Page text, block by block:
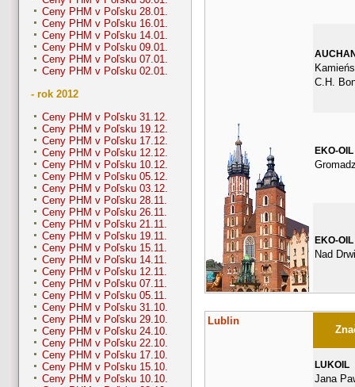
Ceny PHM v Poľsku 28.01.
Ceny PHM v Poľsku 16.01.
Ceny PHM v Poľsku 14.01.
Ceny PHM v Poľsku 09.01.
Ceny PHM v Poľsku 07.01.
Ceny PHM v Poľsku 02.01.
- rok 2012
Ceny PHM v Poľsku 31.12.
Ceny PHM v Poľsku 19.12.
Ceny PHM v Poľsku 17.12.
Ceny PHM v Poľsku 12.12.
Ceny PHM v Poľsku 10.12.
Ceny PHM v Poľsku 05.12.
Ceny PHM v Poľsku 03.12.
Ceny PHM v Poľsku 28.11.
Ceny PHM v Poľsku 26.11.
Ceny PHM v Poľsku 21.11.
Ceny PHM v Poľsku 19.11.
Ceny PHM v Poľsku 15.11.
Ceny PHM v Poľsku 14.11.
Ceny PHM v Poľsku 12.11.
Ceny PHM v Poľsku 07.11.
Ceny PHM v Poľsku 05.11.
Ceny PHM v Poľsku 31.10.
Ceny PHM v Poľsku 29.10.
Ceny PHM v Poľsku 24.10.
Ceny PHM v Poľsku 22.10.
Ceny PHM v Poľsku 17.10.
Ceny PHM v Poľsku 15.10.
Ceny PHM v Poľsku 10.10.
C.H.
EKO-OIL
EKO-OIL
Nad
Lublin
LUKOIL
Jana